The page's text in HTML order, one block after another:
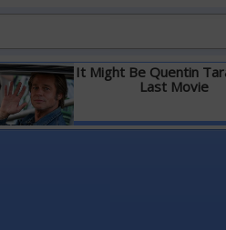
It Might Be Quentin
Last Movie
Детальніше